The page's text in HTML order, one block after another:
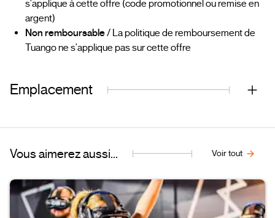
s'applique à cette offre (code promotionnel ou remise en
argent)
Non remboursable/ La politique de remboursement de
Tuango ne s'applique pas sur cette offre
Emplacement
Vous aimerez aussi... Voir tout